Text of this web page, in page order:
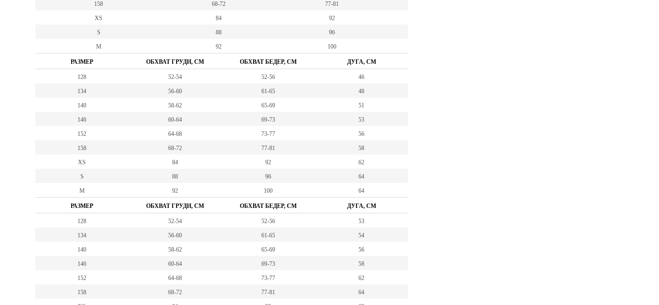
158 68-72 77-81
XS 84 92
S 88 96
M 92 100
РАЗМЕР ОБХВАТ ГРУДИ, СМ ОБХВАТ БЕДЕР, СМ ДУГА, СМ
128 52-54 52-56 46
134 56-60 61-65 48
140 58-62 65-69 51
146 60-64 69-73 53
152 64-68 73-77 56
158 68-72 77-81 58
XS 84 92 62
S 88 96 64
M 92 100 64
РАЗМЕР ОБХВАТ ГРУДИ, СМ ОБХВАТ БЕДЕР, СМ ДУГА, СМ
128 52-54 52-56 53
134 56-60 61-65 54
140 58-62 65-69 56
146 60-64 69-73 58
152 64-68 73-77 62
158 68-72 77-81 64